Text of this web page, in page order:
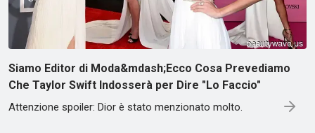
Siamo Editor di Moda&mdash;Ecco Cosa Prevediamo
Che Taylor Swift Indosserà per Dire "Lo Faccio"
Attenzione spoiler: Dior è stato menzionato molto.